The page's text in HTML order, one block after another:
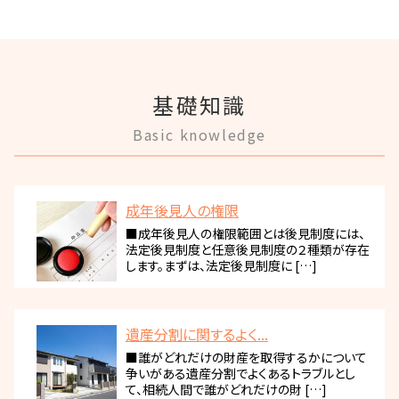
基礎知識
Basic knowledge
成年後見人の権限
■成年後見人の権限範囲とは後見制度には、
法定後見制度と任意後見制度の２種類が存在
します。まずは、法定後見制度に […]
遺産分割に関するよく...
■誰がどれだけの財産を取得するかについて
争いがある遺産分割でよくあるトラブルとし
て、相続人間で誰がどれだけの財 […]